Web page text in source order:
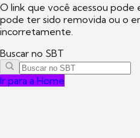
O link que você acessou pode
pode ter sido removida ou o
incorretamente.
Buscar no SBT
Ir para a Home